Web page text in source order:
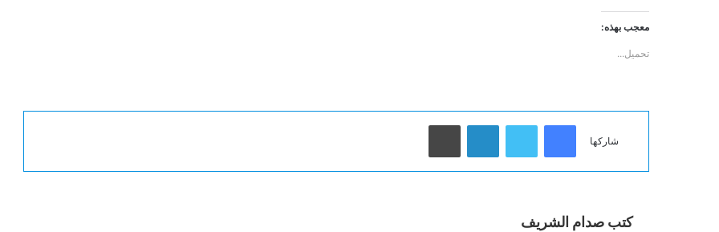
معجب بهذه:
تحميل...
شاركها
فيسبوك لينكدإن
كتب صدام الشريف